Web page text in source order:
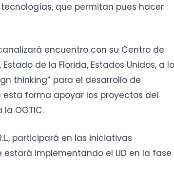
que permitan pues hacer
encuentro con su Centro de
de la Florida, Estados Unidos, a
thinking” para el desarrollo de
forma apoyar los proyectos del
OGTIC.
participará en las iniciativas
implementando el LID en la fase